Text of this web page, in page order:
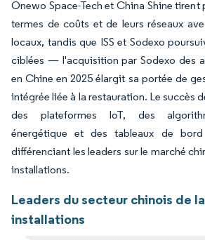
Onewo Space-Tech et China Shine tirent
termes de coûts et de leurs réseaux
locaux, tandis que ISS et Sodexo
ciblées — l'acquisition par Sodexo des
en Chine en 2025 élargit sa portée de
intégrée liée à la restauration. Le succès
des plateformes IoT, des
énergétique et des tableaux de
différenciant les leaders sur le marché
installations.
Leaders du secteur chinois de
installations